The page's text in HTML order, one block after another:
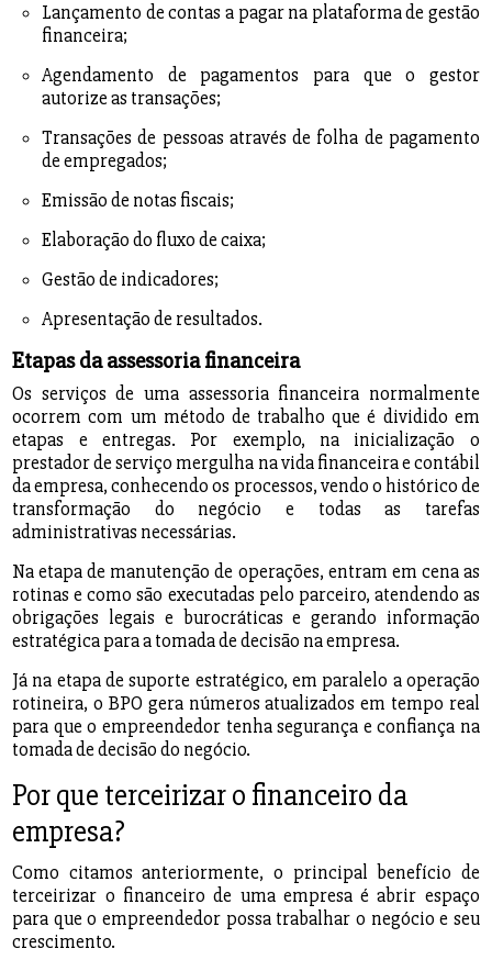
Lançamento de contas a pagar na plataforma de gestão
financeira;
Agendamento de pagamentos para que o gestor
autorize as transações;
Transações de pessoas através de folha de pagamento
de empregados;
Emissão de notas fiscais;
Elaboração do fluxo de caixa;
Gestão de indicadores;
Apresentação de resultados.
Etapas da assessoria financeira
Os serviços de uma assessoria financeira normalmente
ocorrem com um método de trabalho que é dividido em
etapas e entregas. Por exemplo, na inicialização o
prestador de serviço mergulha na vida financeira e contábil
da empresa, conhecendo os processos, vendo o histórico de
transformação do negócio e todas as tarefas
administrativas necessárias.
Na etapa de manutenção de operações, entram em cena as
rotinas e como são executadas pelo parceiro, atendendo as
obrigações legais e burocráticas e gerando informação
estratégica para a tomada de decisão na empresa.
Já na etapa de suporte estratégico, em paralelo a operação
rotineira, o BPO gera números atualizados em tempo real
para que o empreendedor tenha segurança e confiança na
tomada de decisão do negócio.
Por que terceirizar o financeiro da
empresa?
Como citamos anteriormente, o principal benefício de
terceirizar o financeiro de uma empresa é abrir espaço
para que o empreendedor possa trabalhar o negócio e seu
crescimento.